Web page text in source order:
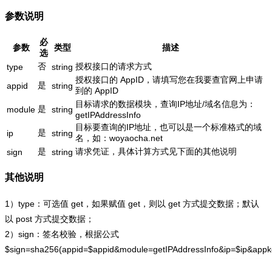
参数说明
参数
必
选
类型
描述
type
否 string 授权接口的请求方式
appid
是 string
授权接口的 AppID，请填写您在我要查官网上申请
到的 AppID
module 是 string
目标请求的数据模块，查询IP地址/域名信息为：
getIPAddressInfo
ip
是 string
目标要查询的IP地址，也可以是一个标准格式的域
名，如：woyaocha.net
sign
是 string 请求凭证，具体计算方式见下面的其他说明
其他说明
1）type：可选值 get，如果赋值 get，则以 get 方式提交数据；默认
以 post 方式提交数据；
2）sign：签名校验，根据公式